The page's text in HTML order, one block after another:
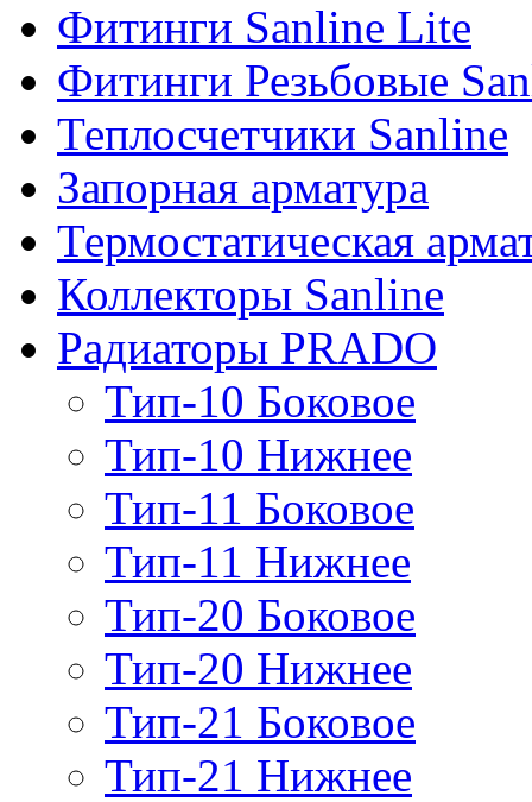
Фитинги Sanline Lite
Фитинги Резьбовые
Теплосчетчики Sanline
Запорная арматура
Термостатическая
Коллекторы Sanline
Радиаторы PRADO
Тип-10 Боковое
Тип-10 Нижнее
Тип-11 Боковое
Тип-11 Нижнее
Тип-20 Боковое
Тип-20 Нижнее
Тип-21 Боковое
Тип-21 Нижнее